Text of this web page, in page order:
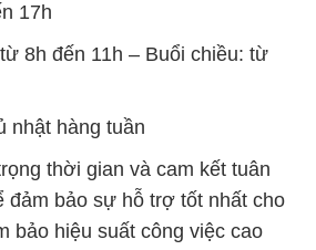
17h
8h đến 11h – Buổi chiều: từ
nhật hàng tuần
thời gian và cam kết tuân
đảm bảo sự hỗ trợ tốt nhất cho
bảo hiệu suất công việc cao